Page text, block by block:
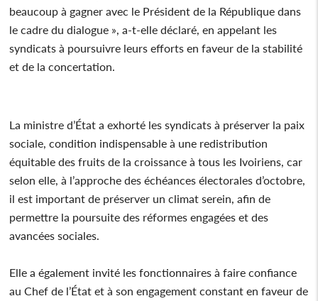
beaucoup à gagner avec le Président de la République dans
le cadre du dialogue », a-t-elle déclaré, en appelant les
syndicats à poursuivre leurs efforts en faveur de la stabilité
et de la concertation.
La ministre d’État a exhorté les syndicats à préserver la paix
sociale, condition indispensable à une redistribution
équitable des fruits de la croissance à tous les Ivoiriens, car
selon elle, à l’approche des échéances électorales d’octobre,
il est important de préserver un climat serein, afin de
permettre la poursuite des réformes engagées et des
avancées sociales.
Elle a également invité les fonctionnaires à faire confiance
au Chef de l’État et à son engagement constant en faveur de